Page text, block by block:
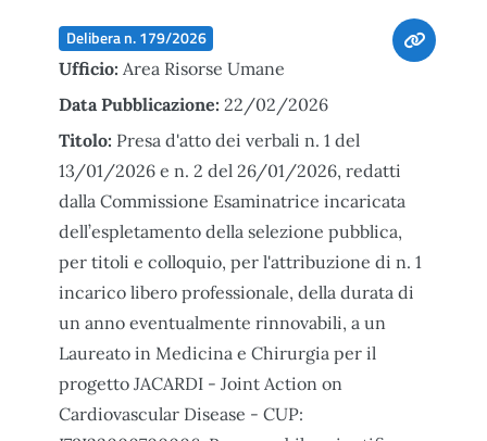
Delibera n. 179/2026
Ufficio: Area Risorse Umane
Data Pubblicazione: 22/02/2026
Titolo: Presa d'atto dei verbali n. 1 del
13/01/2026 e n. 2 del 26/01/2026, redatti
dalla Commissione Esaminatrice incaricata
dell’espletamento della selezione pubblica,
per titoli e colloquio, per l'attribuzione di n. 1
incarico libero professionale, della durata di
un anno eventualmente rinnovabili, a un
Laureato in Medicina e Chirurgia per il
progetto JACARDI - Joint Action on
Cardiovascular Disease - CUP: